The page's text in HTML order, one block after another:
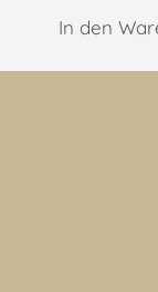
In den